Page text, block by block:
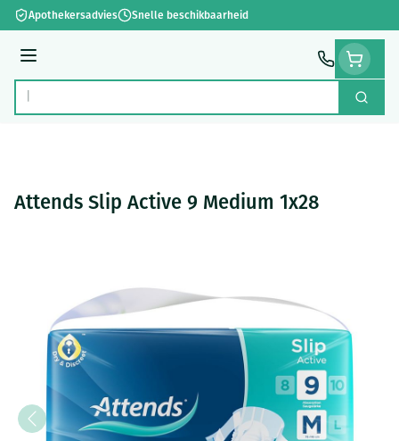
Ga naar de inhoud
Apothekersadvies Snelle beschikbaarheid
Menu
Product, merk, categorie... Zoek
Attends Slip Active 9 Medium 1x28